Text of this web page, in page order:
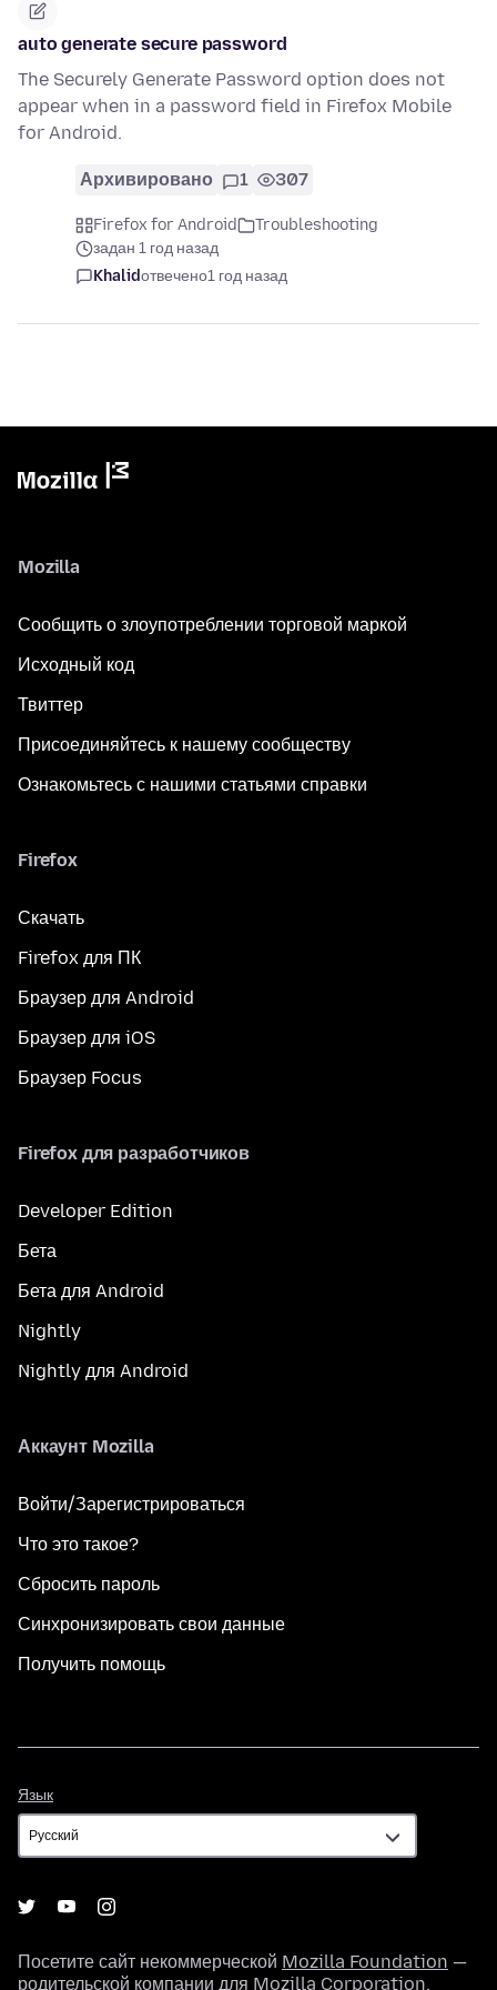
auto generate secure password
The Securely Generate Password option does not
appear when in a password field in Firefox Mobile
for Android.
Архивировано 1 307
Firefox for Android
Troubleshooting
задан 1 год назад
Khalidотвечено1 год назад
Mozilla
Сообщить о злоупотреблении торговой маркой
Исходный код
Твиттер
Присоединяйтесь к нашему сообществу
Ознакомьтесь с нашими статьями справки
Firefox
Скачать
Firefox для ПК
Браузер для Android
Браузер для iOS
Браузер Focus
Firefox для разработчиков
Developer Edition
Бета
Бета для Android
Nightly
Nightly для Android
Аккаунт Mozilla
Войти/Зарегистрироваться
Что это такое?
Сбросить пароль
Синхронизировать свои данные
Получить помощь
Язык
Посетите сайт некоммерческой Mozilla Foundation —
родительской компании для Mozilla Corporation.